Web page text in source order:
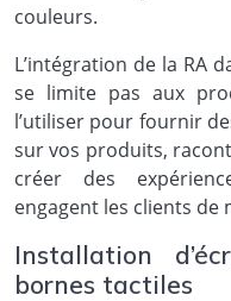
couleurs.
L’intégration de la RA
se limite pas aux
l’utiliser pour fournir
sur vos produits,
créer des
engagent les clients de
Installation
bornes tactiles